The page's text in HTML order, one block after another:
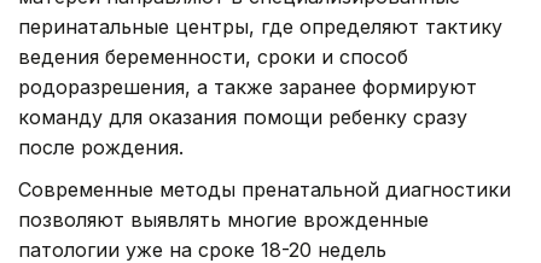
перинатальные центры, где определяют тактику
ведения беременности, сроки и способ
родоразрешения, а также заранее формируют
команду для оказания помощи ребенку сразу
после рождения.
Современные методы пренатальной диагностики
позволяют выявлять многие врожденные
патологии уже на сроке 18-20 недель